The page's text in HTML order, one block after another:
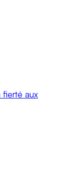
fierté aux